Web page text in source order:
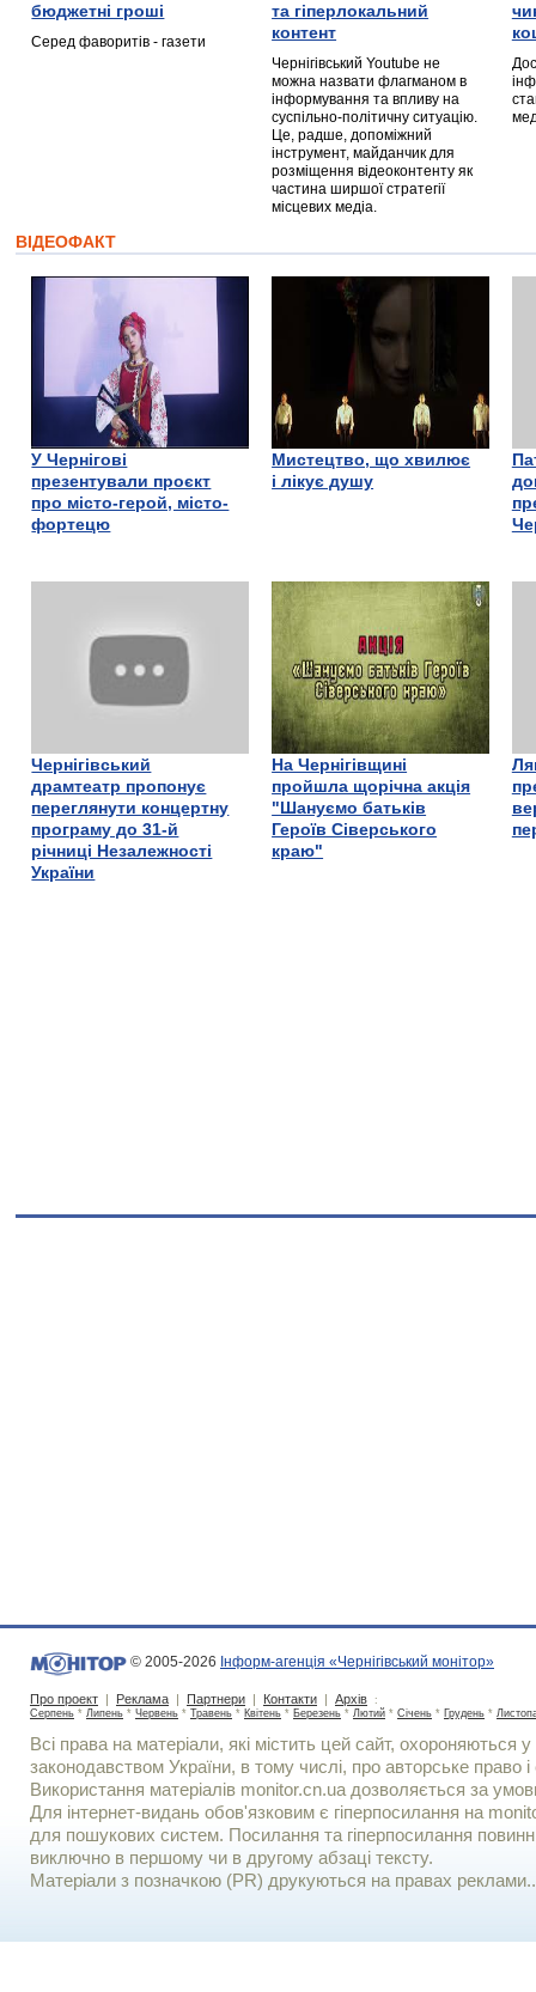
бюджетні гроші
Серед фаворитів - газети
та гіперлокальний
контент
Чернігівський Youtube не
можна назвати флагманом в
інформування та впливу на
суспільно-політичну ситуацію.
Це, радше, допоміжний
інструмент, майданчик для
розміщення відеоконтенту як
частина ширшої стратегії
місцевих медіа.
ВІДЕОФАКТ
У Чернігові
презентували проєкт
про місто-герой, місто-
фортецю
Мистецтво, що хвилює
і лікує душу
Чернігівський
драмтеатр пропонує
переглянути концертну
програму до 31-й
річниці Незалежності
України
На Чернігівщині
пройшла щорічна акція
"Шануємо батьків
Героїв Сіверського
краю"
© 2005-2026 Інформ-агенція «Чернігівський монітор»
Про проект | Реклама | Партнери | Контакти | Архів :
Серпень * Липень * Червень * Травень * Квітень * Березень * Лютий * Січень * Грудень *
Всі права на матеріали, які містить цей сайт, охороняються у
законодавством України, в тому числі, про авторське право і
Використання матерiалiв monitor.cn.ua дозволяється за
Для iнтернет-видань обов'язковим є гiперпосилання на
для пошукових систем. Посилання та гіперпосилання
виключно в першому чи в другому абзаці тексту.
Матеріали з позначкою (PR) друкуються на правах реклами..